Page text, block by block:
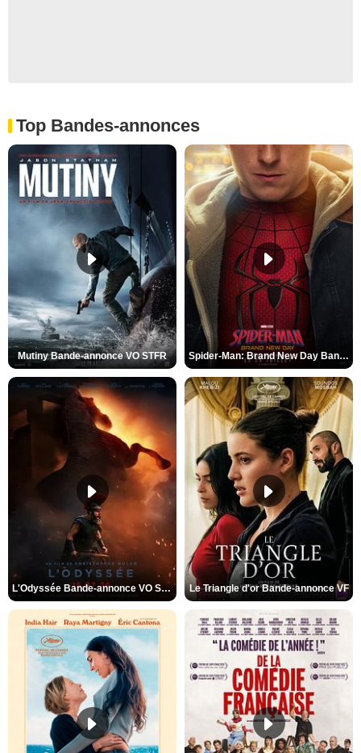
Top Bandes-annonces
Mutiny Bande-annonce VO STFR Spider-Man: Brand New Day Bande-annonce VO STFR
L'Odyssée Bande-annonce VO STFR Le Triangle d'or Bande-annonce VF